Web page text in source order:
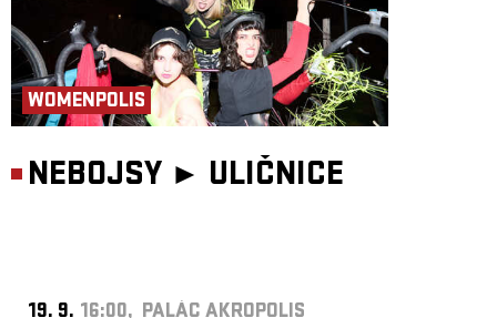
WOMENPOLIS
NEBOJSY ► ULIČNICE